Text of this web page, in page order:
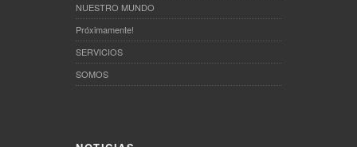
NUESTRO MUNDO
Próximamente!
SERVICIOS
SOMOS